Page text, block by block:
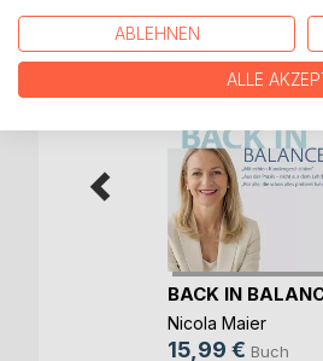
BACK IN
Nicola Maier
15,99 € Buch
ABLEHNEN
ALLE